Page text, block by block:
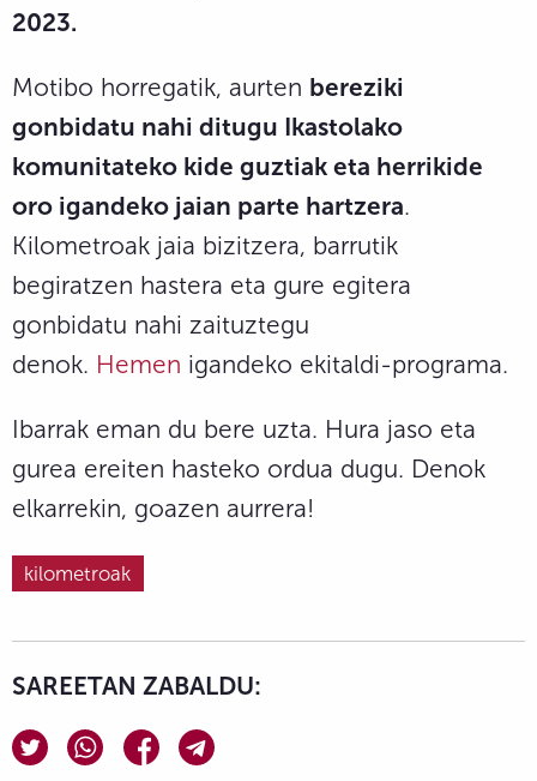
2023.
Motibo horregatik, aurten bereziki
gonbidatu nahi ditugu Ikastolako
komunitateko kide guztiak eta herrikide
oro igandeko jaian parte hartzera.
Kilometroak jaia bizitzera, barrutik
begiratzen hastera eta gure egitera
gonbidatu nahi zaituztegu
denok. Hemen igandeko ekitaldi-programa.
Ibarrak eman du bere uzta. Hura jaso eta
gurea ereiten hasteko ordua dugu. Denok
elkarrekin, goazen aurrera!
kilometroak
SAREETAN ZABALDU: